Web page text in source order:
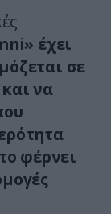
έχει
σε
να
φέρνει